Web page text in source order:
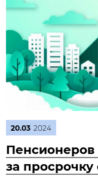
20.03 2024
Пенсионеров
за